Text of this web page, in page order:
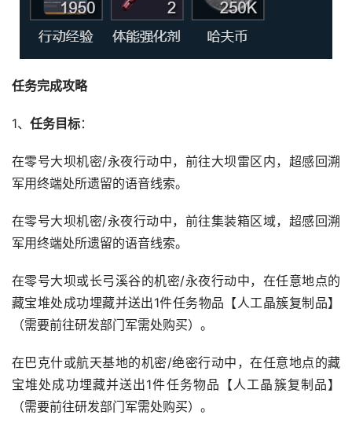
任务完成攻略
1、 任务目标：
在零号大坝机密/永夜行动中，前往大坝雷区内，超感回溯
军用终端处所遗留的语音线索。
在零号大坝机密/永夜行动中，前往集装箱区域，超感回溯
军用终端处所遗留的语音线索。
在零号大坝或长弓溪谷的机密/永夜行动中，在任意地点的
藏宝堆处成功埋藏并送出1件任务物品【人工晶簇复制品】
（需要前往研发部门军需处购买）。
在巴克什或航天基地的机密/绝密行动中，在任意地点的藏
宝堆处成功埋藏并送出1件任务物品【人工晶簇复制品】
（需要前往研发部门军需处购买）。